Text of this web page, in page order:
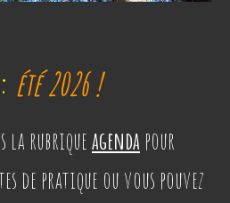
été 2026!
la rubriqueagenda pour
de pratique ou vous pouvez